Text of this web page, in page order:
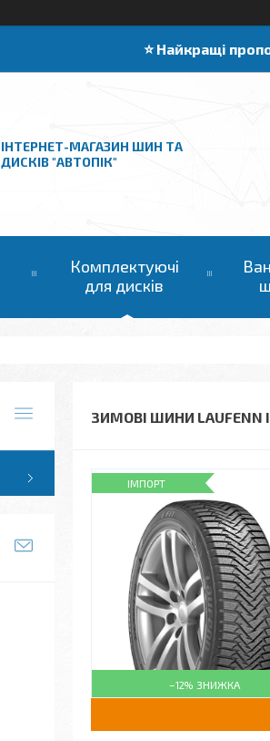
⭐️ Найкращі
ІНТЕРНЕТ-МАГАЗИН ШИН ТА
ДИСКІВ "АВТОПІК"
Комплектуючі
для дисків
ЗИМОВІ ШИНИ LAUFENN
–12%
ІМПОРТ